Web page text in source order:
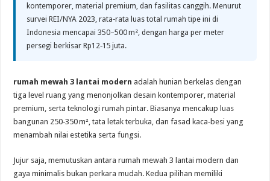
kontemporer, material premium, dan fasilitas canggih. Menurut
survei REI/NYA 2023, rata‑rata luas total rumah tipe ini di
Indonesia mencapai 350–500 m², dengan harga per meter
persegi berkisar Rp12‑15 juta.
rumah mewah 3 lantai modern adalah hunian berkelas dengan
tiga level ruang yang menonjolkan desain kontemporer, material
premium, serta teknologi rumah pintar. Biasanya mencakup luas
bangunan 250‑350 m², tata letak terbuka, dan fasad kaca‑besi yang
menambah nilai estetika serta fungsi.
Jujur saja, memutuskan antara rumah mewah 3 lantai modern dan
gaya minimalis bukan perkara mudah. Kedua pilihan memiliki